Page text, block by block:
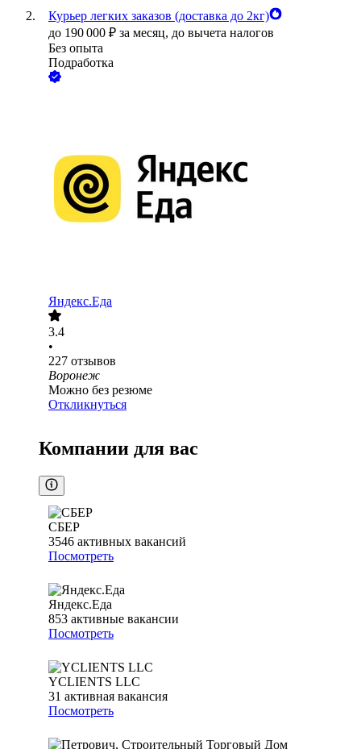
Курьер легких заказов (доставка до 2кг)
до 190 000 ₽ за месяц, до вычета налогов
Без опыта
Подработка
Яндекс.Еда
3.4
•
227 отзывов
Воронеж
Можно без резюме
Откликнуться
Компании для вас
СБЕР
3546 активных вакансий
Посмотреть
Яндекс.Еда
853 активные вакансии
Посмотреть
YCLIENTS LLC
31 активная вакансия
Посмотреть